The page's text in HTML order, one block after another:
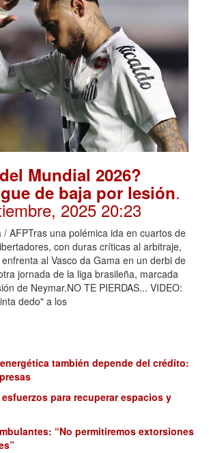
Mundial 2026?
de baja por lesión.
2025 20:23
AFPTras una polémica ida en cuartos de
con duras críticas al arbitraje,
al Vasco da Gama en un derbi de
jornada de la liga brasileña, marcada
de Neymar.NO TE PIERDAS... VIDEO:
dedo" a los
también depende del crédito:
para recuperar espacios y
“No permitiremos extorsiones